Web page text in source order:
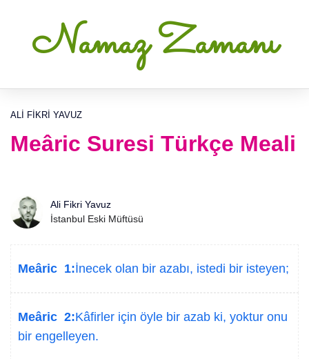
Namaz Zamanı
ALI FIKRI YAVUZ
Meâric Suresi Türkçe Meali
Ali Fikri Yavuz
İstanbul Eski Müftüsü
Meâric 1:İnecek olan bir azabı, istedi bir isteyen;
Meâric 2:Kâfirler için öyle bir azab ki, yoktur onu
bir engelleyen.